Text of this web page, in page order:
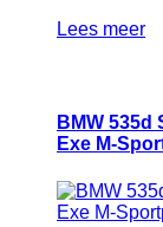
Lees meer
BMW 535d
Exe M-